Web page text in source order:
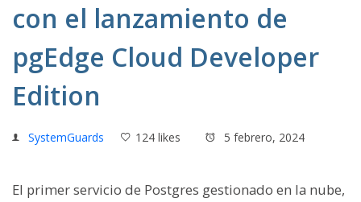
con el lanzamiento de
pgEdge Cloud Developer
Edition
SystemGuards 124 likes 5 febrero, 2024
El primer servicio de Postgres gestionado en la nube,